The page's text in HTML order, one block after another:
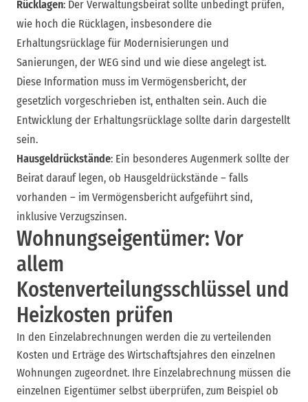
Rücklagen: Der Verwaltungsbeirat sollte unbedingt prüfen,
wie hoch die Rücklagen, insbesondere die
Erhaltungsrücklage für Modernisierungen und
Sanierungen, der WEG sind und wie diese angelegt ist.
Diese Information muss im Vermögensbericht, der
gesetzlich vorgeschrieben ist, enthalten sein. Auch die
Entwicklung der Erhaltungsrücklage sollte darin dargestellt
sein.
Hausgeldrückstände: Ein besonderes Augenmerk sollte der
Beirat darauf legen, ob Hausgeldrückstände – falls
vorhanden – im Vermögensbericht aufgeführt sind,
inklusive Verzugszinsen.
Wohnungseigentümer: Vor
allem
Kostenverteilungsschlüssel und
Heizkosten prüfen
In den Einzelabrechnungen werden die zu verteilenden
Kosten und Erträge des Wirtschaftsjahres den einzelnen
Wohnungen zugeordnet. Ihre Einzelabrechnung müssen die
einzelnen Eigentümer selbst überprüfen, zum Beispiel ob